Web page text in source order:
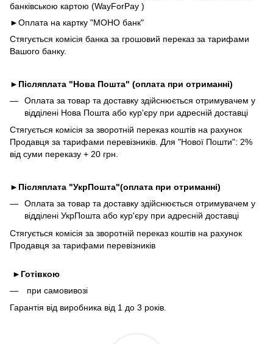
банківською картою (WayForPay )
►Оплата на картку "МОНО банк"
Стягується комісія банка за грошовий переказ за тарифами
Вашого банку.
► Післяплата "Нова Пошта" (оплата при отриманні)
Оплата за товар та доставку здійснюється отримувачем у
відділені Нова Пошта або кур'єру при адресній доставці
Стягується комісія за зворотній переказ коштів на рахунок
Продавця за тарифами перевізників. Для "Нової Пошти": 2%
від суми переказу + 20 грн.
► Післяплата "УкрПошта"(оплата при отриманні)
Оплата за товар та доставку здійснюється отримувачем у
відділені УкрПошта або кур'єру при адресній доставці
Стягується комісія за зворотній переказ коштів на рахунок
Продавця за тарифами перевізників
► Готівкою
при самовивозі
Гарантія від виробника від 1 до 3 років.